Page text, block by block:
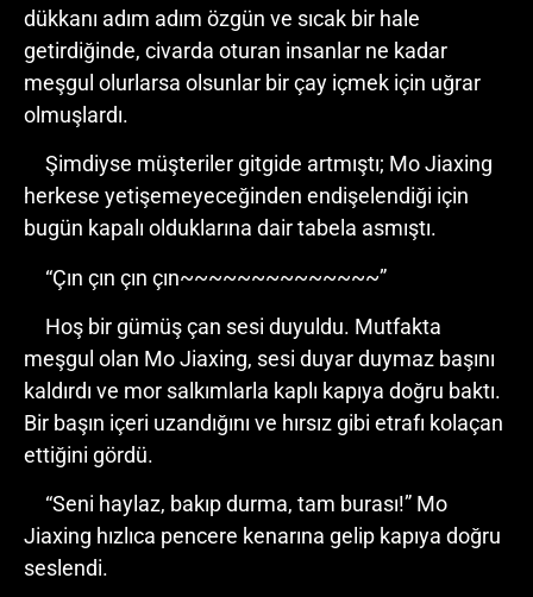
dükkanı adım adım özgün ve sıcak bir hale
getirdiğinde, civarda oturan insanlar ne kadar
meşgul olurlarsa olsunlar bir çay içmek için uğrar
olmuşlardı.
Şimdiyse müşteriler gitgide artmıştı; Mo Jiaxing
herkese yetişemeyeceğinden endişelendiği için
bugün kapalı olduklarına dair tabela asmıştı.
“Çın çın çın çın~~~~~~~~~~~~~~”
Hoş bir gümüş çan sesi duyuldu. Mutfakta
meşgul olan Mo Jiaxing, sesi duyar duymaz başını
kaldırdı ve mor salkımlarla kaplı kapıya doğru baktı.
Bir başın içeri uzandığını ve hırsız gibi etrafı kolaçan
ettiğini gördü.
“Seni haylaz, bakıp durma, tam burası!” Mo
Jiaxing hızlıca pencere kenarına gelip kapıya doğru
seslendi.